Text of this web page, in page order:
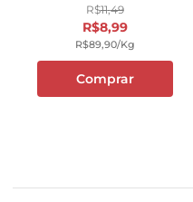
R$11,49
R$8,99
R$89,90/kg
Comprar